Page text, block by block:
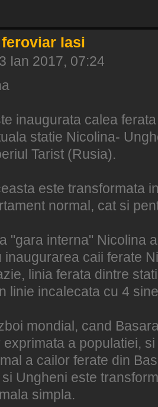
Iasi
Ian 2017, 07:24
inaugurata calea
statie Nicolina-
Tarist (Rusia).
este transformata
normal, cat si
"gara interna" Nicolina
inaugurarea caii ferate
linia ferata dintre
linie incalecata cu 4
mondial, cand
a populatiei,
a cailor ferate din
Ungheni este
simpla.